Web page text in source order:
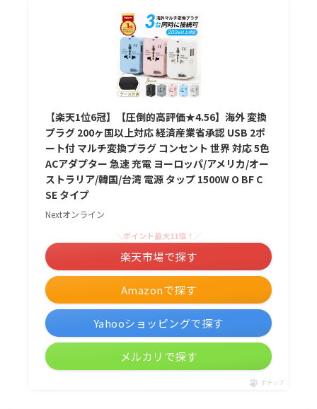
【楽天1位6冠】【圧倒的高評価★4.56】海外 変換
プラグ 200ヶ国以上対応 経済産業省承認 USB 2ポ
ート付 マルチ変換プラグ コンセント 世界 対応 5色
ACアダプター 急速 充電 ヨーロッパ/アメリカ/オー
ストラリア/韓国/台湾 電源 タップ 1500W O BF C
SE タイプ
Nextオンライン
Amazonで探す
＼ポイント最大11倍！／
楽天市場で探す
Yahooショッピングで探す
メルカリで探す
ポチップ